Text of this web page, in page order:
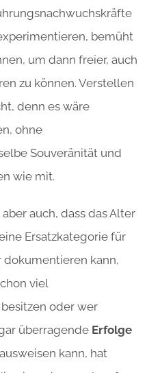
bemüht
um dann freier, auch
zu können. Verstellen
denn es wäre
ohne
Souveränität und
wie mit.
auch, dass das Alter
Ersatzkategorie für
dokumentieren kann,
viel
oder wer
überragende Erfolge
kann, hat